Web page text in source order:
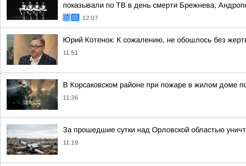
показывали по ТВ в день смерти Брежнева,
12:07
Юрий Котенок: К сожалению, не обошлось без
11:51
В Корсаковском районе при пожаре в жилом доме
11:36
За прошедшие сутки над Орловской областью
11:19